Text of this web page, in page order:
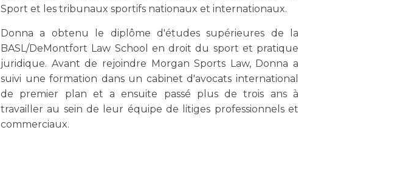
Sport et les tribunaux sportifs nationaux et internationaux.
Donna a obtenu le diplôme d'études supérieures de la
BASL/DeMontfort Law School en droit du sport et pratique
juridique. Avant de rejoindre Morgan Sports Law, Donna a
suivi une formation dans un cabinet d'avocats international
de premier plan et a ensuite passé plus de trois ans à
travailler au sein de leur équipe de litiges professionnels et
commerciaux.